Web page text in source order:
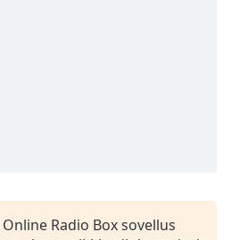
Radio Box sovellus